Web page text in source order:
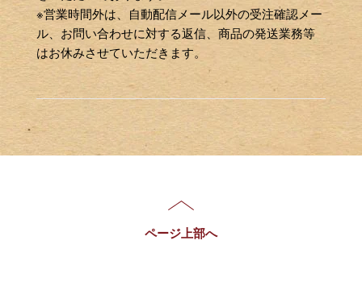
※営業時間外は、自動配信メール以外の受注確認メー
ル、お問い合わせに対する返信、商品の発送業務等
はお休みさせていただきます。
ページ上部へ